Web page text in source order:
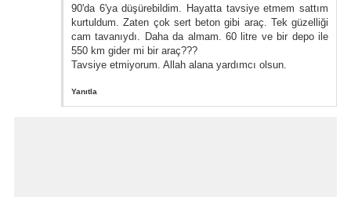
90'da 6'ya düşürebildim. Hayatta tavsiye etmem sattım
kurtuldum. Zaten çok sert beton gibi araç. Tek güzelliği
cam tavanıydı. Daha da almam. 60 litre ve bir depo ile
550 km gider mi bir araç???
Tavsiye etmiyorum. Allah alana yardımcı olsun.
Yanıtla